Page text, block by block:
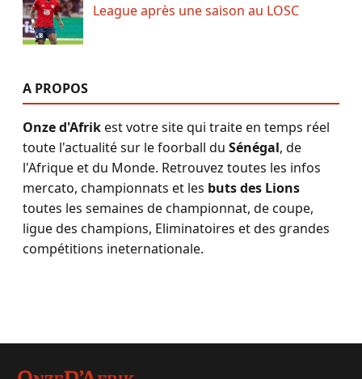
League après une saison au LOSC
A PROPOS
Onze d'Afrikest votre site qui traite en temps réel
toute l'actualité sur le foorball du Sénégal, de
l'Afrique et du Monde. Retrouvez toutes les infos
mercato, championnats et les buts des Lions
toutes les semaines de championnat, de coupe,
ligue des champions, Eliminatoires et des grandes
compétitions ineternationale.